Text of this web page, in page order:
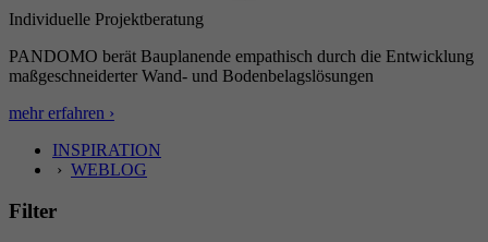
Individuelle Projektberatung
PANDOMO berät Bauplanende empathisch durch die Entwicklung
maßgeschneiderter Wand- und Bodenbelagslösungen
mehr erfahren ›
INSPIRATION
› WEBLOG
Filter